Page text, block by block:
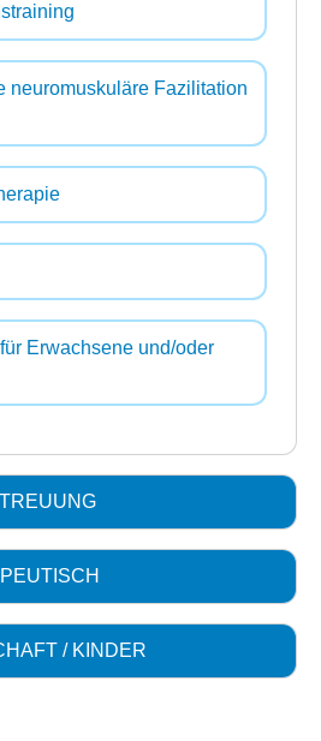
neuromuskuläre Fazilitation
Erwachsene und/oder
/ KINDER